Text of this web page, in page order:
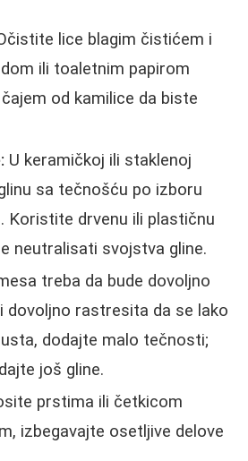
lice blagim čistićem i
ili toaletnim papirom
od kamilice da biste
U keramičkoj ili staklenoj
sa tečnošću po izboru
Koristite drvenu ili plastičnu
neutralisati svojstva gline.
treba da bude dovoljno
dovoljno rastresita da se lako
dodajte malo tečnosti;
još gline.
prstima ili četkicom
izbegavajte osetljive delove